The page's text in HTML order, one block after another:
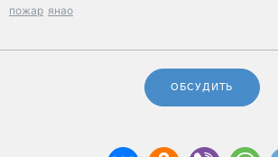
пожар янао
ОБСУДИТЬ